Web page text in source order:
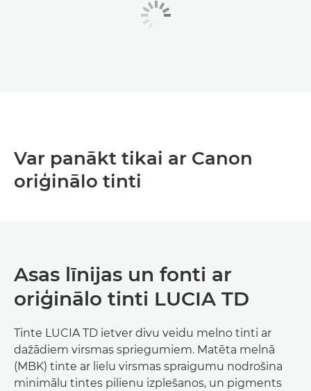
Var panākt tikai ar Canon
oriģinālo tinti
Asas līnijas un fonti ar
oriģinālo tinti LUCIA TD
Tinte LUCIA TD ietver divu veidu melno tinti ar
dažādiem virsmas spriegumiem. Matēta melnā
(MBK) tinte ar lielu virsmas spraigumu nodrošina
minimālu tintes pilienu izplešanos, un pigments